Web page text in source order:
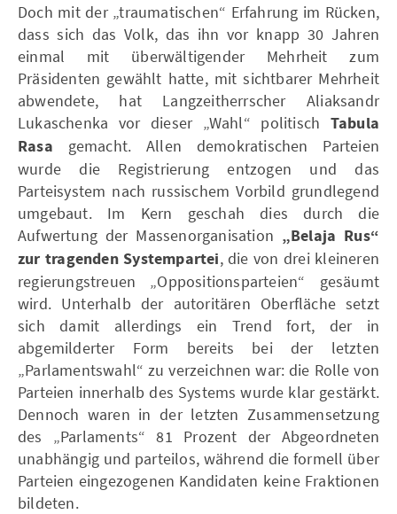
Doch mit der „traumatischen“ Erfahrung im Rücken,
dass sich das Volk, das ihn vor knapp 30 Jahren
einmal mit überwältigender Mehrheit zum
Präsidenten gewählt hatte, mit sichtbarer Mehrheit
abwendete, hat Langzeitherrscher Aliaksandr
Lukaschenka vor dieser „Wahl“ politisch Tabula
Rasa gemacht. Allen demokratischen Parteien
wurde die Registrierung entzogen und das
Parteisystem nach russischem Vorbild grundlegend
umgebaut. Im Kern geschah dies durch die
Aufwertung der Massenorganisation „Belaja Rus“
zur tragenden Systempartei, die von drei kleineren
regierungstreuen „Oppositionsparteien“ gesäumt
wird. Unterhalb der autoritären Oberfläche setzt
sich damit allerdings ein Trend fort, der in
abgemilderter Form bereits bei der letzten
„Parlamentswahl“ zu verzeichnen war: die Rolle von
Parteien innerhalb des Systems wurde klar gestärkt.
Dennoch waren in der letzten Zusammensetzung
des „Parlaments“ 81 Prozent der Abgeordneten
unabhängig und parteilos, während die formell über
Parteien eingezogenen Kandidaten keine Fraktionen
bildeten.